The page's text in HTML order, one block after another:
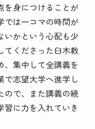
を身につけることが
では一コマの時間が
いかという心配も少
てくださった臼木教
、集中して全講義を
で志望大学へ進学し
ので、また講義の続
習に力を入れていき